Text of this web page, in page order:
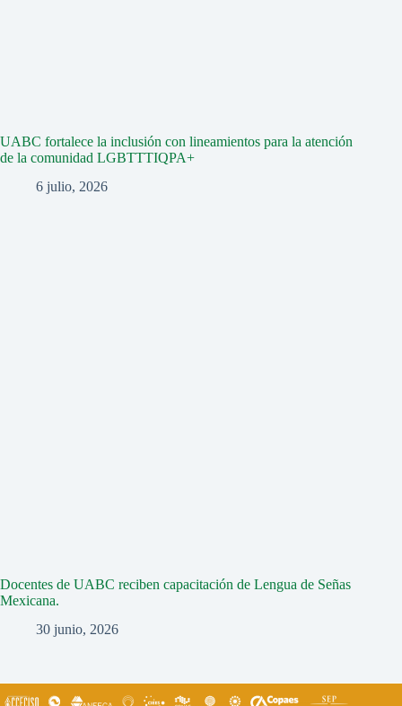
UABC fortalece la inclusión con lineamientos para la atención
de la comunidad LGBTTTIQPA+
6 julio, 2026
Docentes de UABC reciben capacitación de Lengua de Señas
Mexicana.
30 junio, 2026